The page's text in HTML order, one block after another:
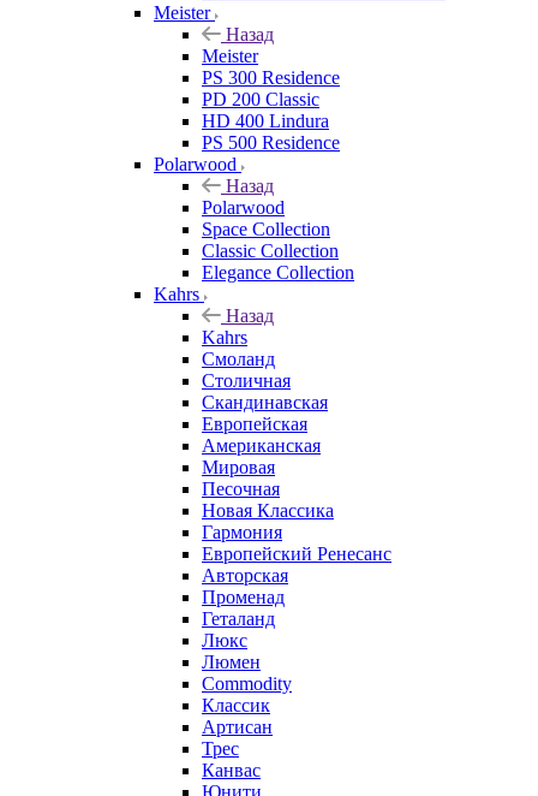
Meister
Назад
Meister
PS 300 Residence
PD 200 Classic
HD 400 Lindura
PS 500 Residence
Polarwood
Назад
Polarwood
Space Collection
Classic Collection
Elegance Collection
Kahrs
Назад
Kahrs
Смоланд
Столичная
Скандинавская
Европейская
Американская
Мировая
Песочная
Новая Классика
Гармония
Европейский Ренесанс
Авторская
Променад
Геталанд
Люкс
Люмен
Commodity
Классик
Артисан
Трес
Канвас
Юнити